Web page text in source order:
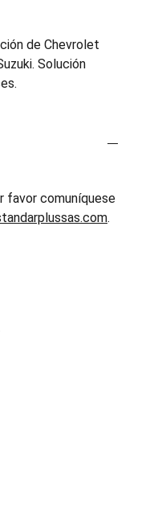
de Chevrolet
Solución
favor comuníquese
.